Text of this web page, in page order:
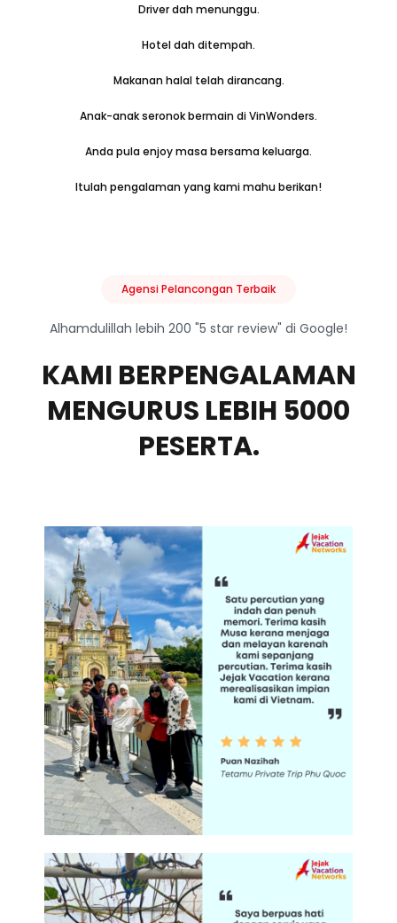
Driver dah menunggu.
Hotel dah ditempah.
Makanan halal telah dirancang.
Anak-anak seronok bermain di VinWonders.
Anda pula enjoy masa bersama keluarga.
Itulah pengalaman yang kami mahu berikan!
Agensi Pelancongan Terbaik
Alhamdulillah lebih 200 "5 star review" di Google!
KAMI BERPENGALAMAN
MENGURUS LEBIH 5000
PESERTA.